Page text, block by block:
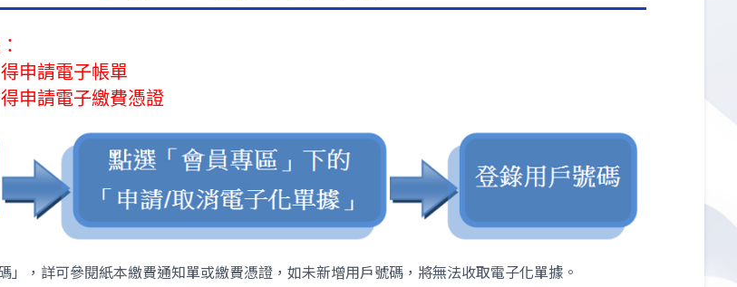
申請電子帳單
申請電子繳費憑證
」，詳可參閱紙本繳費通知單或繳費憑證，如未新增用戶號碼，將無法收取電子化單據。